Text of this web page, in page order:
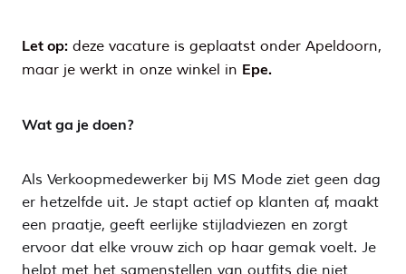
Let op: deze vacature is geplaatst onder Apeldoorn,
maar je werkt in onze winkel in Epe.
Wat ga je doen?
Als Verkoopmedewerker bij MS Mode ziet geen dag
er hetzelfde uit. Je stapt actief op klanten af, maakt
een praatje, geeft eerlijke stijladviezen en zorgt
ervoor dat elke vrouw zich op haar gemak voelt. Je